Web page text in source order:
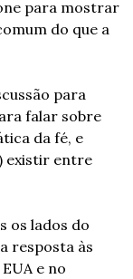
para mostrar
do que a
para
falar sobre
da fé, e
existir entre
os lados do
resposta às
e no